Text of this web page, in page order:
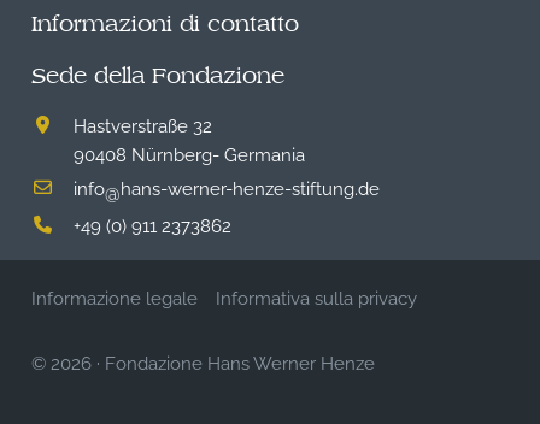
Informazioni di contatto
Sede della Fondazione
Hastverstraße 32
90408 Nürnberg- Germania
info@hans-werner-henze-stiftung.de
+49 (0) 911 2373862
Informazione legale Informativa sulla privacy
© 2026 · Fondazione Hans Werner Henze